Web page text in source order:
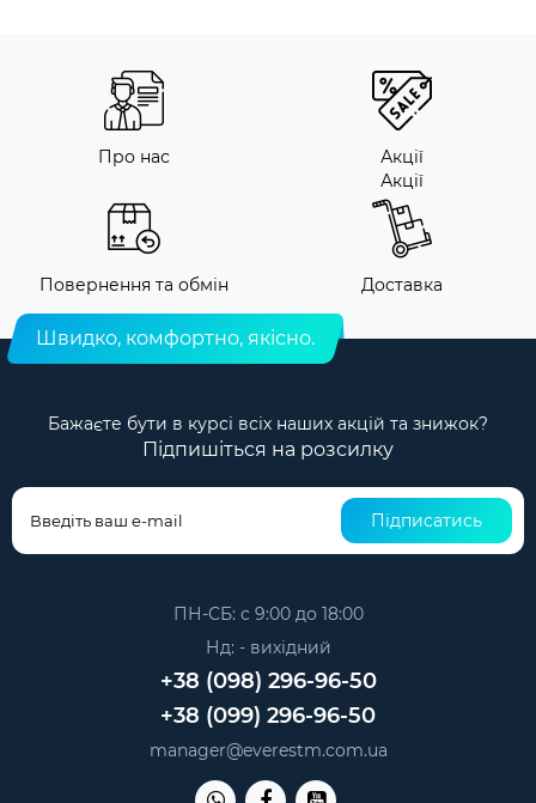
Про нас
Акції
Акції
Повернення та обмін Доставка
Швидко, комфортно, якісно.
Бажаєте бути в курсі всіх наших акцій та знижок?
Підпишіться на розсилку
Підписатись
ПН-СБ: с 9:00 до 18:00
Нд: - вихідний
+38 (098) 296-96-50
+38 (099) 296-96-50
manager@everestm.com.ua